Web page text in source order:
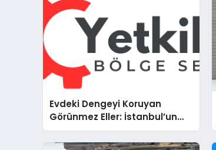
Evdeki Dengeyi Koruyan
Görünmez Eller: İstanbul’un
Beş Farklı Semtinde Teknik
Servis Gerçeği